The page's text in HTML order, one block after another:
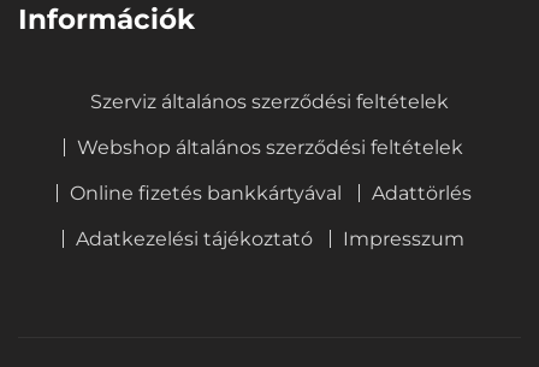
Információk
Szerviz általános szerződési feltételek
Webshop általános szerződési feltételek
Online fizetés bankkártyával
Adattörlés
Adatkezelési tájékoztató
Impresszum